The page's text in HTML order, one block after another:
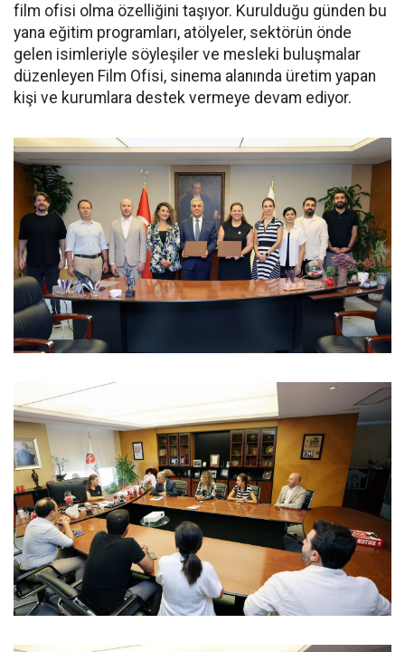
film ofisi olma özelliğini taşıyor. Kurulduğu günden bu
yana eğitim programları, atölyeler, sektörün önde
gelen isimleriyle söyleşiler ve mesleki buluşmalar
düzenleyen Film Ofisi, sinema alanında üretim yapan
kişi ve kurumlara destek vermeye devam ediyor.